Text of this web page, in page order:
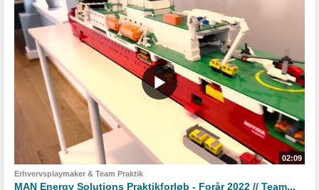
02:09
Erhvervsplaymaker & Team Praktik
MAN Energy Solutions Praktikforløb - Forår 2022 // Team...